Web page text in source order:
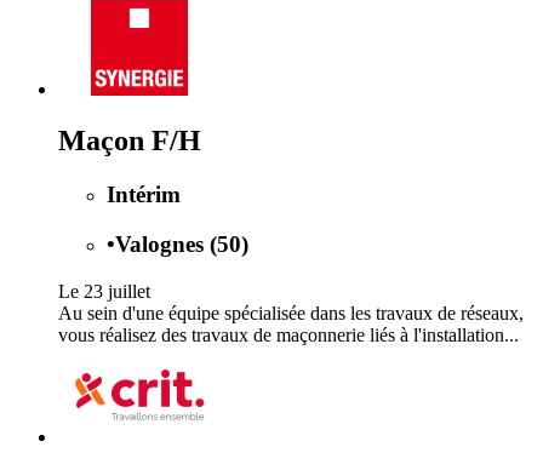
Maçon F/H
Intérim
•Valognes (50)
Le 23 juillet
Au sein d'une équipe spécialisée dans les travaux de réseaux,
vous réalisez des travaux de maçonnerie liés à l'installation...